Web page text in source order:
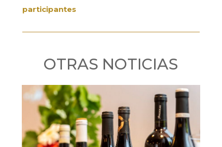
participantes
OTRAS NOTICIAS